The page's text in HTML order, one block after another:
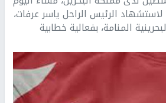
الخميس، الذكرى الـ17 لاستشهاد الرئيس الراحل ياسر عرفات،
المنامة، بفعالية خطابية